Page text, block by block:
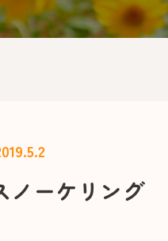
ーケリング